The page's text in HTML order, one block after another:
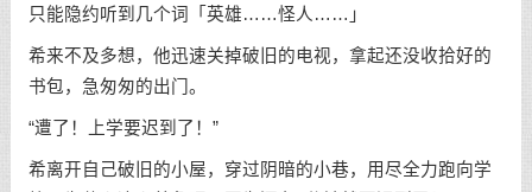
只能隐约听到几个词「英雄……怪人……」
希来不及多想，他迅速关掉破旧的电视，拿起还没收拾好的
书包，急匆匆的出门。
“遭了！上学要迟到了！”
希离开自己破旧的小屋，穿过阴暗的小巷，用尽全力跑向学